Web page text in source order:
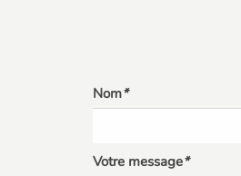
Nom*
Votre message*